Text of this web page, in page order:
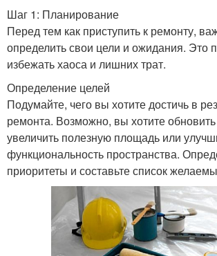
Шаг 1: Планирование
Перед тем как приступить к ремонту,
определить свои цели и ожидания. Это
избежать хаоса и лишних трат.
Определение целей
Подумайте, чего вы хотите достичь в
ремонта. Возможно, вы хотите
увеличить полезную площадь или
функциональность пространства.
приоритеты и составьте список